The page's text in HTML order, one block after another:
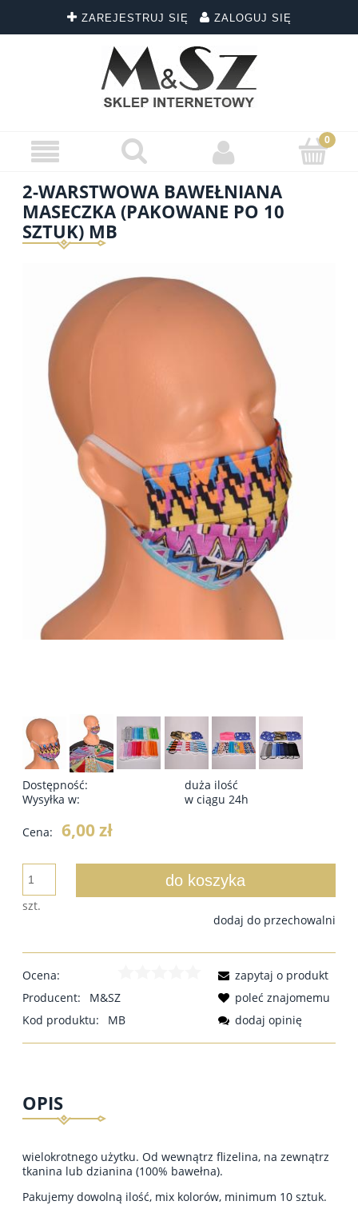
ZAREJESTRUJ SIĘ ZALOGUJ SIĘ
2-WARSTWOWA BAWEŁNIANA
MASECZKA (PAKOWANE PO 10
SZTUK) MB
Dostępność:
duża ilość
Wysyłka w:
w ciągu 24h
Cena: 6,00 zł
szt.
do koszyka
dodaj do przechowalni
Ocena:
Producent:
M&SZ
Kod produktu:
MB
zapytaj o produkt
poleć znajomemu
dodaj opinię
OPIS
wielokrotnego użytku. Od wewnątrz flizelina, na zewnątrz
tkanina lub dzianina (100% bawełna).
Pakujemy dowolną ilość, mix kolorów, minimum 10 sztuk.